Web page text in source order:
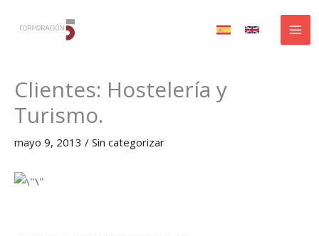
Clientes: Hostelería y
Turismo.
mayo 9, 2013 / Sin categorizar